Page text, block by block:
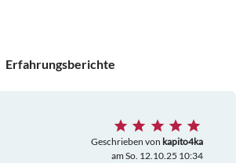
Erfahrungsberichte
Geschrieben von kapito4ka
am So. 12.10.25 10:34